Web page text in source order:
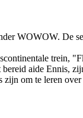
WOWOW. De
trein,
aide Ennis,
zijn om te leren